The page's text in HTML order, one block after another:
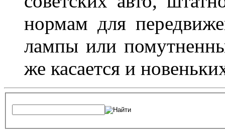
нормам для
лампы или
же касается и